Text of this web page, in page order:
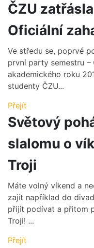
ČZU
Oficiální
Ve středu se, poprvé
první party semestru
akademického roku
studenty ČZU...
Přejít
Světový
slalomu o
Troji
Máte volný víkend a
zajít například do
přijít podívat a přitom
Troji! ...
Přejít